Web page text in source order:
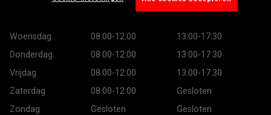
Woensdag
08:00-12:00
13:00-17:30
Donderdag
08:00-12:00
13:00-17:30
Vrijdag
08:00-12:00
13:00-17:30
Zaterdag
08:00-12:00
Gesloten
Zondag
Gesloten Gesloten